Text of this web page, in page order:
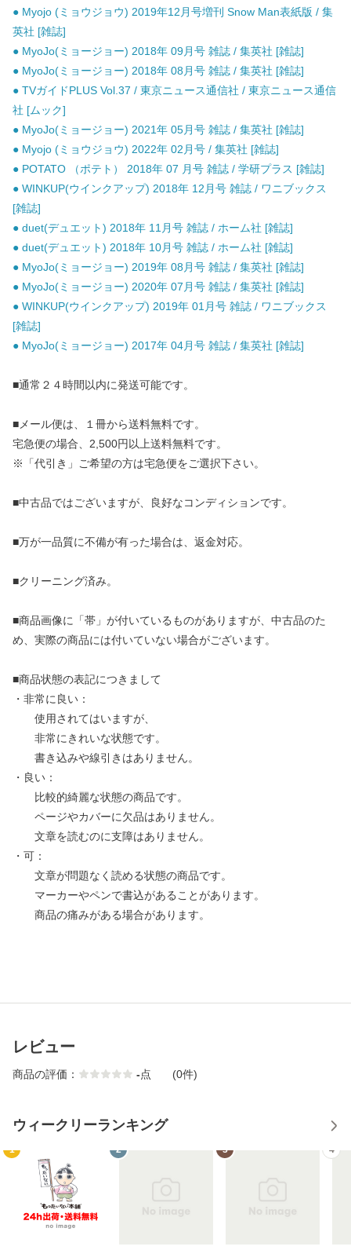
● Myojo (ミョウジョウ) 2019年12月号増刊 Snow Man表紙版 / 集
英社 [雑誌]
● MyoJo(ミョージョー) 2018年 09月号 雑誌 / 集英社 [雑誌]
● MyoJo(ミョージョー) 2018年 08月号 雑誌 / 集英社 [雑誌]
● TVガイドPLUS Vol.37 / 東京ニュース通信社 / 東京ニュース通信
社 [ムック]
● MyoJo(ミョージョー) 2021年 05月号 雑誌 / 集英社 [雑誌]
● Myojo (ミョウジョウ) 2022年 02月号 / 集英社 [雑誌]
● POTATO （ポテト） 2018年 07 月号 雑誌 / 学研プラス [雑誌]
● WINKUP(ウインクアップ) 2018年 12月号 雑誌 / ワニブックス
[雑誌]
● duet(デュエット) 2018年 11月号 雑誌 / ホーム社 [雑誌]
● duet(デュエット) 2018年 10月号 雑誌 / ホーム社 [雑誌]
● MyoJo(ミョージョー) 2019年 08月号 雑誌 / 集英社 [雑誌]
● MyoJo(ミョージョー) 2020年 07月号 雑誌 / 集英社 [雑誌]
● WINKUP(ウインクアップ) 2019年 01月号 雑誌 / ワニブックス
[雑誌]
● MyoJo(ミョージョー) 2017年 04月号 雑誌 / 集英社 [雑誌]
■通常２４時間以内に発送可能です。
■メール便は、１冊から送料無料です。
宅急便の場合、2,500円以上送料無料です。
※「代引き」ご希望の方は宅急便をご選択下さい。
■中古品ではございますが、良好なコンディションです。
■万が一品質に不備が有った場合は、返金対応。
■クリーニング済み。
■商品画像に「帯」が付いているものがありますが、中古品のた
め、実際の商品には付いていない場合がございます。
■商品状態の表記につきまして
・非常に良い：
使用されてはいますが、
非常にきれいな状態です。
書き込みや線引きはありません。
・良い：
比較的綺麗な状態の商品です。
ページやカバーに欠品はありません。
文章を読むのに支障はありません。
・可：
文章が問題なく読める状態の商品です。
マーカーやペンで書込があることがあります。
商品の痛みがある場合があります。
レビュー
商品の評価： -点 (0件)
ウィークリーランキング
1 2 3 4